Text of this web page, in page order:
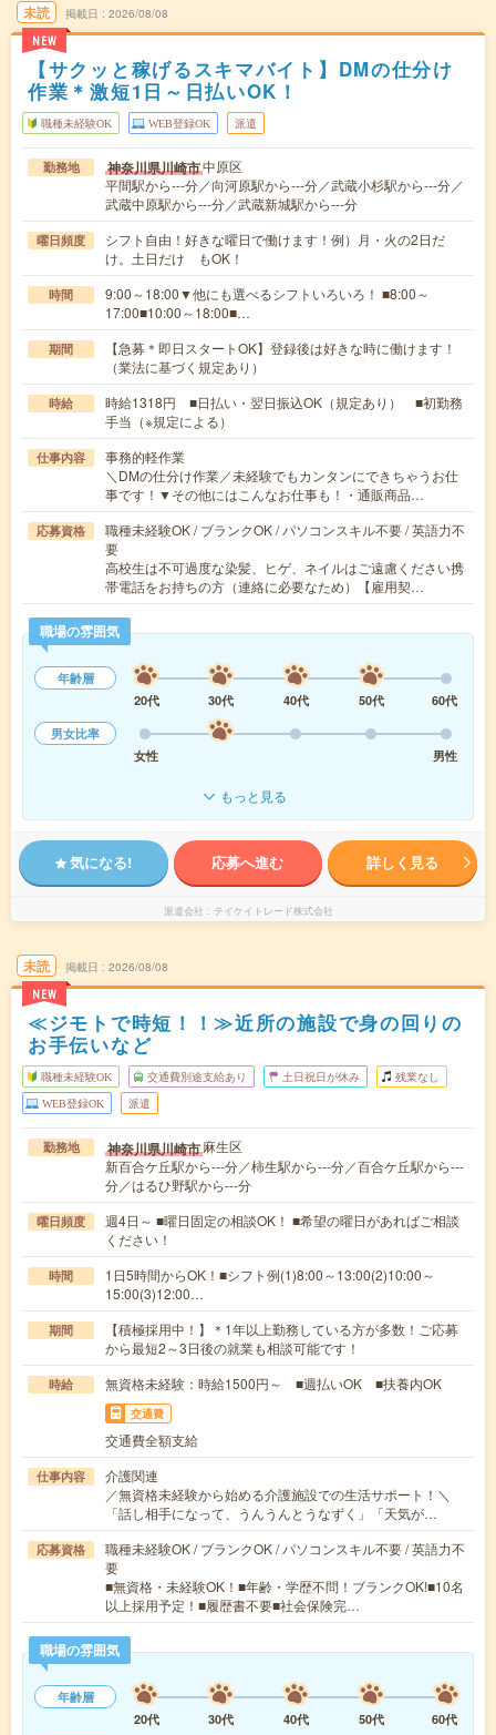
未読
NEW
掲載日 2026/08/08
【サクッと稼げるスキマバイト】DMの仕分け
作業＊激短1日～日払いOK！
職種未経験OK WEB登録OK 派遣
勤務地 神奈川県川崎市中原区
平間駅から---分／向河原駅から---分／武蔵小杉駅から---分／
武蔵中原駅から---分／武蔵新城駅から---分
曜日頻度
シフト自由！好きな曜日で働けます！例）月・火の2日だ
け。土日だけ もOK！
時間
9:00～18:00▼他にも選べるシフトいろいろ！ ■8:00～
17:00■10:00～18:00■…
期間
【急募＊即日スタートOK】登録後は好きな時に働けます！
（業法に基づく規定あり）
時給
時給1318円 ■日払い・翌日振込OK（規定あり） ■初勤務
手当（※規定による）
仕事内容
事務的軽作業
＼DMの仕分け作業／未経験でもカンタンにできちゃうお仕
事です！▼その他にはこんなお仕事も！・通販商品…
応募資格
職種未経験OK / ブランクOK / パソコンスキル不要 / 英語力不
要
高校生は不可過度な染髪、ヒゲ、ネイルはご遠慮ください携
帯電話をお持ちの方（連絡に必要なため）【雇用契…
職場の雰囲気
年齢層
20代
30代 40代 50代
60代
男女比率
女性
男性
もっと見る
気になる! 応募へ進む 詳しく見る
派遣会社 テイケイトレード株式会社
未読
NEW
掲載日 2026/08/08
≪ジモトで時短！！≫近所の施設で身の回りの
お手伝いなど
職種未経験OK 交通費別途支給あり 土日祝日が休み 残業なし
WEB登録OK 派遣
勤務地 神奈川県川崎市麻生区
新百合ケ丘駅から---分／柿生駅から---分／百合ケ丘駅から---
分／はるひ野駅から---分
曜日頻度
週4日～ ■曜日固定の相談OK！ ■希望の曜日があればご相談
ください！
時間
1日5時間からOK！■シフト例(1)8:00～13:00(2)10:00～
15:00(3)12:00…
期間
【積極採用中！】＊1年以上勤務している方が多数！ご応募
から最短2～3日後の就業も相談可能です！
時給 無資格未経験：時給1500円～ ■週払いOK ■扶養内OK
交通費
交通費全額支給
仕事内容
介護関連
／無資格未経験から始める介護施設での生活サポート！＼
「話し相手になって、うんうんとうなずく」「天気が…
応募資格
職種未経験OK / ブランクOK / パソコンスキル不要 / 英語力不
要
■無資格・未経験OK！■年齢・学歴不問！ブランクOK!■10名
以上採用予定！■履歴書不要■社会保険完…
職場の雰囲気
年齢層
20代
30代 40代 50代
60代